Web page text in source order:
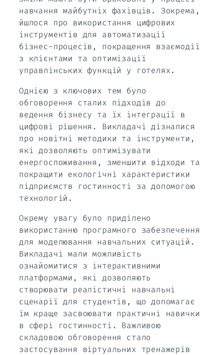
навчання майбутніх фахівців. Зокрема,
йшлося про використання цифрових
інструментів для автоматизації
бізнес-процесів, покращення взаємодії
з клієнтами та оптимізації
управлінських функцій у готелях.
Однією з ключових тем було
обговорення сталих підходів до
ведення бізнесу та їх інтеграції в
цифрові рішення. Викладачі дізналися
про новітні методики та інструменти,
які дозволяють оптимізувати
енергоспоживання, зменшити відходи та
покращити екологічні характеристики
підприємств гостинності за допомогою
технологій.
Окрему увагу було приділено
використанню програмного забезпечення
для моделювання навчальних ситуацій.
Викладачі мали можливість
ознайомитися з інтерактивними
платформами, які дозволяють
створювати реалістичні навчальні
сценарії для студентів, що допомагає
їм краще засвоювати практичні навички
в сфері гостинності. Важливою
складовою обговорення стало
застосування віртуальних тренажерів